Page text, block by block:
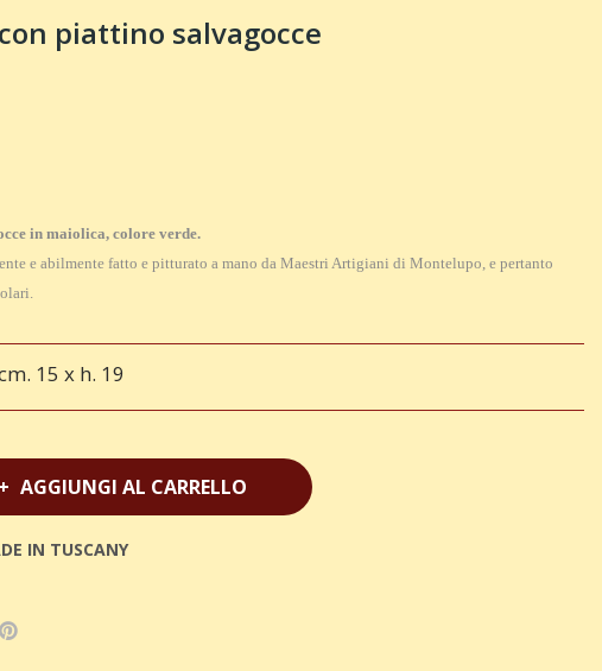
piattino salvagocce
in maiolica, colore verde.
e abilmente fatto e pitturato a mano da Maestri Artigiani di Montelupo, e pertanto
15 x h. 19
AGGIUNGI AL CARRELLO
IN TUSCANY